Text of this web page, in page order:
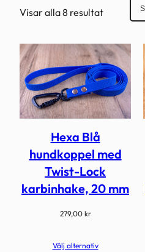
Visar alla 8 resultat
Hexa Blå
hundkoppel med
Twist-Lock
karbinhake, 20 mm
279,00 kr
Välj alternativ